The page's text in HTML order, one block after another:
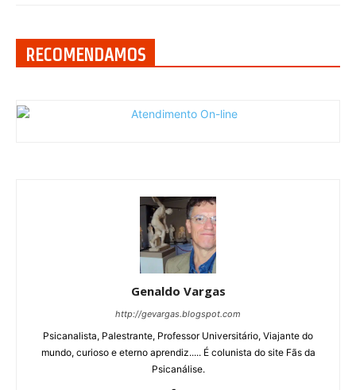
RECOMENDAMOS
Genaldo Vargas
http://gevargas.blogspot.com
Psicanalista, Palestrante, Professor Universitário, Viajante do
mundo, curioso e eterno aprendiz..... É colunista do site Fãs da
Psicanálise.